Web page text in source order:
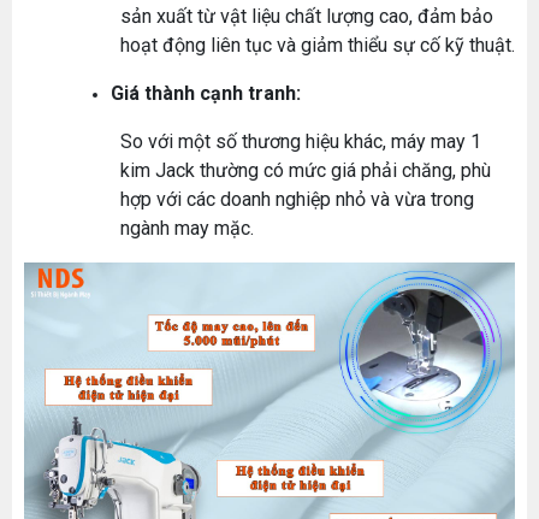
sản xuất từ vật liệu chất lượng cao, đảm bảo
hoạt động liên tục và giảm thiểu sự cố kỹ thuật.
Giá thành cạnh tranh:
So với một số thương hiệu khác, máy may 1
kim Jack thường có mức giá phải chăng, phù
hợp với các doanh nghiệp nhỏ và vừa trong
ngành may mặc.